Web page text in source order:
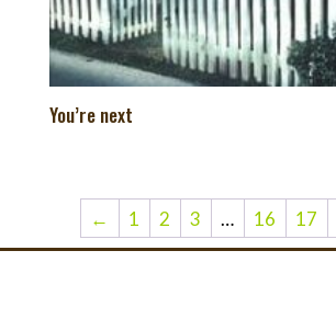
You’re next
← 1 2 3 … 16 17